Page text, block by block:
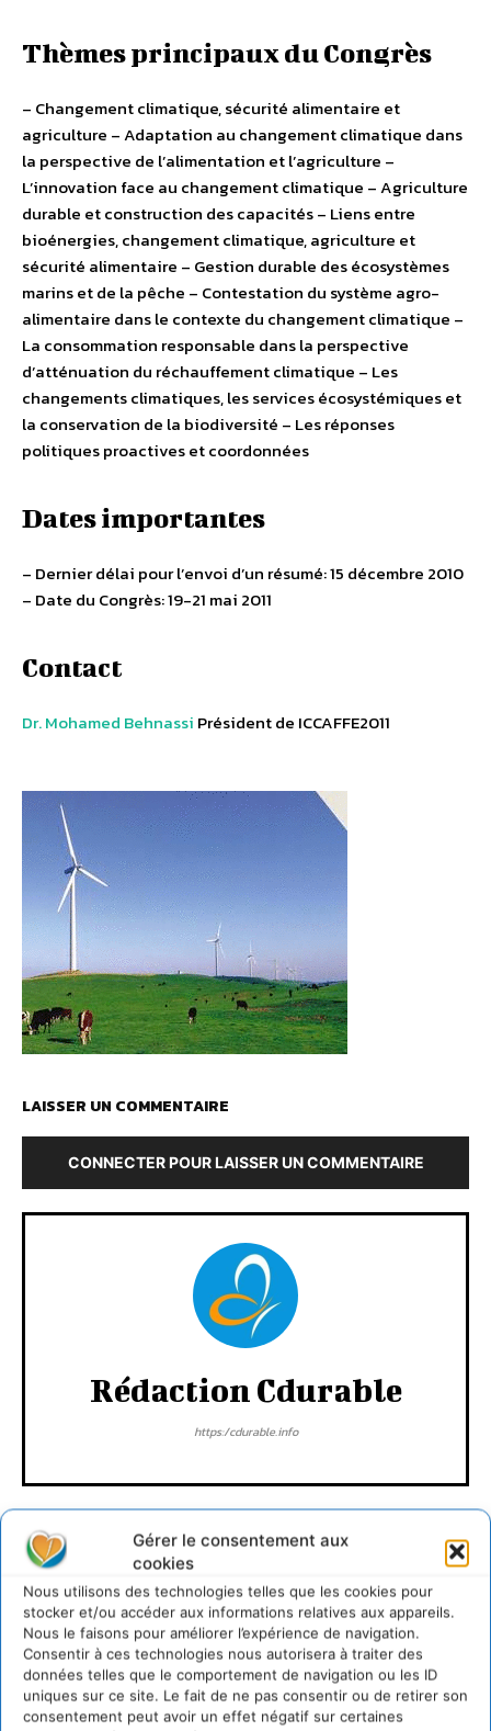
Gérer le consentement aux
cookies
Nous utilisons des technologies telles que les cookies pour
stocker et/ou accéder aux informations relatives aux appareils.
Nous le faisons pour améliorer l’expérience de navigation.
Consentir à ces technologies nous autorisera à traiter des
données telles que le comportement de navigation ou les ID
uniques sur ce site. Le fait de ne pas consentir ou de retirer son
consentement peut avoir un effet négatif sur certaines
Thèmes principaux du Congrès
– Changement climatique, sécurité alimentaire et
agriculture – Adaptation au changement climatique dans
la perspective de l’alimentation et l’agriculture –
L’innovation face au changement climatique – Agriculture
durable et construction des capacités – Liens entre
bioénergies, changement climatique, agriculture et
sécurité alimentaire – Gestion durable des écosystèmes
marins et de la pêche – Contestation du système agro-
alimentaire dans le contexte du changement climatique –
La consommation responsable dans la perspective
d’atténuation du réchauffement climatique – Les
changements climatiques, les services écosystémiques et
la conservation de la biodiversité – Les réponses
politiques proactives et coordonnées
Dates importantes
– Dernier délai pour l’envoi d’un résumé: 15 décembre 2010
– Date du Congrès: 19-21 mai 2011
Contact
Dr. Mohamed Behnassi Président de ICCAFFE2011
LAISSER UN COMMENTAIRE
CONNECTER POUR LAISSER UN COMMENTAIRE
Rédaction Cdurable
https:/cdurable.info
Lire aussi
Transformer les territoires par le dialogue et la
coopération avec un Commun